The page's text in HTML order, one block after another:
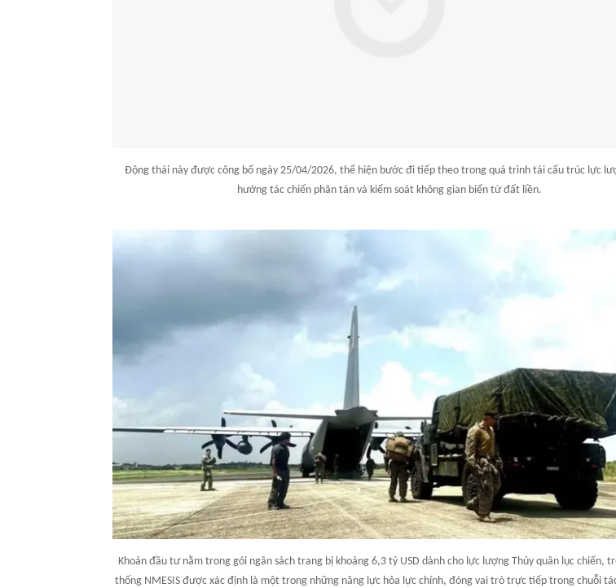
Động thái này được công bố ngày 25/04/2026, thể hiện bước đi tiếp theo trong quá trình tái cấu trúc lực
hướng tác chiến phân tán và kiểm soát không gian biển từ đất liền.
Khoản đầu tư nằm trong gói ngân sách trang bị khoảng 6,3 tỷ USD dành cho lực lượng Thủy quân lục chiến,
thống NMESIS được xác định là một trong những năng lực hỏa lực chính, đóng vai trò trực tiếp trong chuỗi